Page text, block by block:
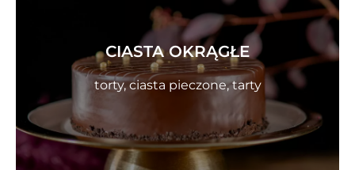
CIASTA OKRĄGŁE
torty, ciasta pieczone, tarty